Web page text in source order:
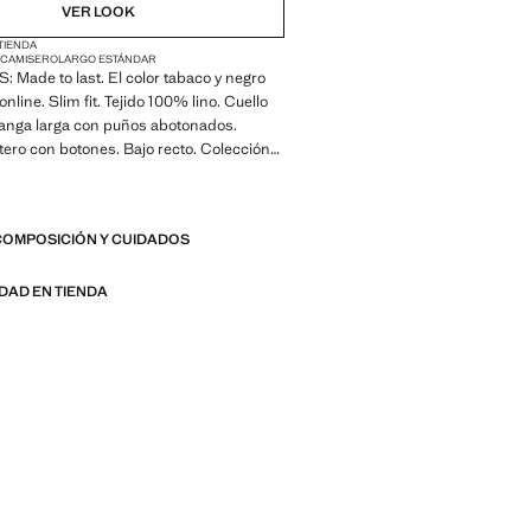
VER LOOK
LARGO ESTÁNDAR
Made to last. El color tabaco y negro
Slim fit. Tejido 100% lino. Cuello
larga con puños abotonados.
con botones. Bajo recto. Colección
de calidad añadiendo nuevas
cuidadosamente su
Y CUIDADOS
EN TIENDA